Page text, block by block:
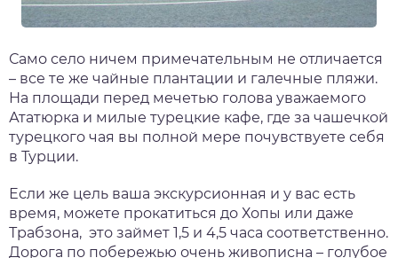
Само село ничем примечательным не отличается
– все те же чайные плантации и галечные пляжи.
На площади перед мечетью голова уважаемого
Ататюрка и милые турецкие кафе, где за чашечкой
турецкого чая вы полной мере почувствуете себя
в Турции.
Если же цель ваша экскурсионная и у вас есть
время, можете прокатиться до Хопы или даже
Трабзона, это займет 1,5 и 4,5 часа соответственно.
Дорога по побережью очень живописна – голубое